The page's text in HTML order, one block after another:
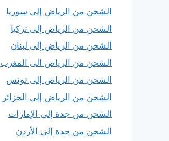
الشحن من الرياض إلى سوريا
الشحن من الرياض إلى تركيا
الشحن من الرياض إلى لبنان
الشحن من الرياض الى المغرب
الشحن من الرياض إلى تونس
الشحن من الرياض إلى الجزائر
الشحن من جدة إلى الإمارات
الشحن من جدة إلى الأردن